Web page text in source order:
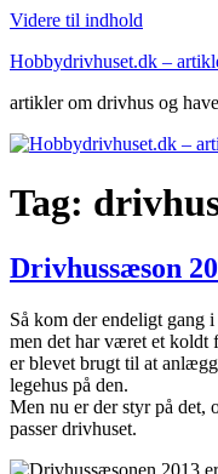
Videre til indhold
Hobbydrivhuset.dk –
artikler om drivhus og have
Tag:
Drivhussæson
Så kom der endeligt gang
men det har været et koldt
er blevet brugt til at
legehus på den.
Men nu er der styr på det,
passer drivhuset.